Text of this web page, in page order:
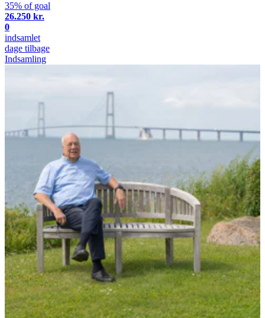
35% of goal
26.250 kr.
0
indsamlet
dage tilbage
Indsamling